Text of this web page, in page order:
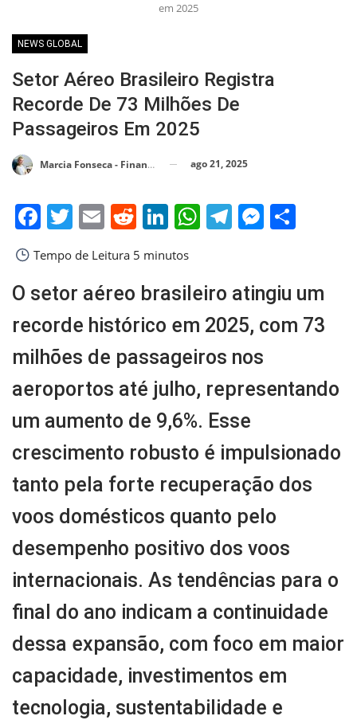
em 2025
NEWS GLOBAL
Setor Aéreo Brasileiro Registra
Recorde De 73 Milhões De
Passageiros Em 2025
Marcia Fonseca - Financial Consultant ago 21, 2025
Facebook
Twitter
EmailReddit
LinkedIn
WhatsApp
Telegram
Tempo de Leitura 5 minutos
O setor aéreo brasileiro atingiu um
recorde histórico em 2025, com 73
milhões de passageiros nos
aeroportos até julho, representando
um aumento de 9,6%. Esse
crescimento robusto é impulsionado
tanto pela forte recuperação dos
voos domésticos quanto pelo
desempenho positivo dos voos
internacionais. As tendências para o
final do ano indicam a continuidade
dessa expansão, com foco em maior
capacidade, investimentos em
tecnologia, sustentabilidade e